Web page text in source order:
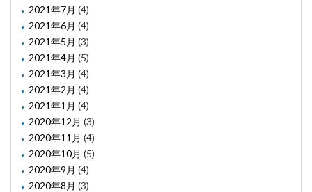
2021年7月 (4)
2021年6月 (4)
2021年5月 (3)
2021年4月 (5)
2021年3月 (4)
2021年2月 (4)
2021年1月 (4)
2020年12月 (3)
2020年11月 (4)
2020年10月 (5)
2020年9月 (4)
2020年8月 (3)